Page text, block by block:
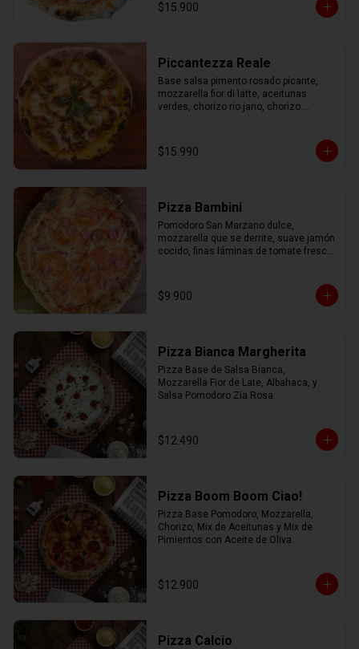
$15.900
Piccantezza Reale
Base salsa pimento rosado picante,
mozzarella fior di latte, aceitunas
verdes, chorizo rio jano, chorizo
$15.990
Pizza Bambini
Pomodoro San Marzano dulce,
mozzarella que se derrite, suave jamón
cocido, finas láminas de tomate fresco
$9.900
Pizza Bianca Margherita
Pizza Base de Salsa Bianca,
Mozzarella Fior de Late, Albahaca, y
Salsa Pomodoro Zia Rosa.
$12.490
Pizza Boom Boom Ciao!
Pizza Base Pomodoro, Mozzarella,
Chorizo, Mix de Aceitunas y Mix de
Pimientos con Aceite de Oliva.
$12.900
Pizza Calcio